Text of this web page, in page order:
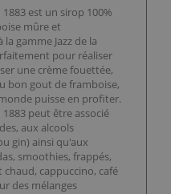
est un sirop 100%
mûre et
gamme Jazz de la
pour réaliser
une crème fouettée,
bon gout de framboise,
puisse en profiter.
peut être associé
aux alcools
gin) ainsi qu'aux
smoothies, frappés,
chaud, cappuccino, café
des mélanges